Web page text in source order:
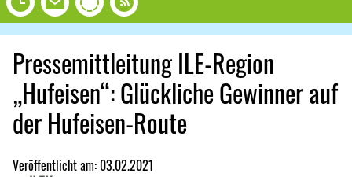
Pressemittleitung ILE-Region
„Hufeisen“: Glückliche Gewinner auf
der Hufeisen-Route
Veröffentlicht am: 03.02.2021